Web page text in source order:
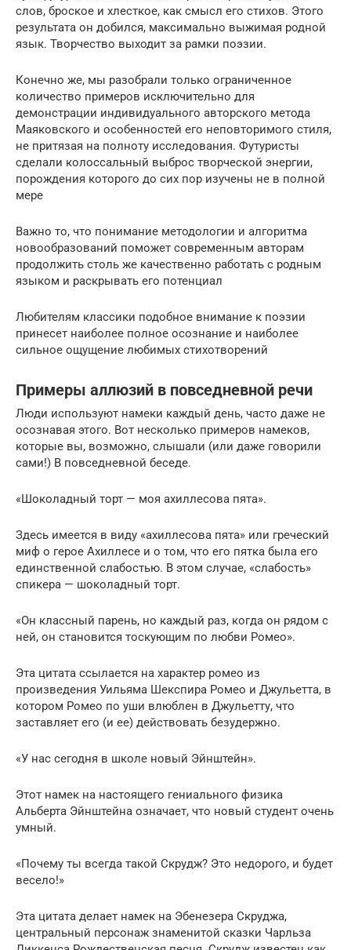
слов, броское и хлесткое, как смысл его стихов. Этого
результата он добился, максимально выжимая родной
язык. Творчество выходит за рамки поэзии.
Конечно же, мы разобрали только ограниченное
количество примеров исключительно для
демонстрации индивидуального авторского метода
Маяковского и особенностей его неповторимого стиля,
не притязая на полноту исследования. Футуристы
сделали колоссальный выброс творческой энергии,
порождения которого до сих пор изучены не в полной
мере
Важно то, что понимание методологии и алгоритма
новообразований поможет современным авторам
продолжить столь же качественно работать с родным
языком и раскрывать его потенциал
Любителям классики подобное внимание к поэзии
принесет наиболее полное осознание и наиболее
сильное ощущение любимых стихотворений
Примеры аллюзий в повседневной речи
Люди используют намеки каждый день, часто даже не
осознавая этого. Вот несколько примеров намеков,
которые вы, возможно, слышали (или даже говорили
сами!) В повседневной беседе.
«Шоколадный торт — моя ахиллесова пята».
Здесь имеется в виду «ахиллесова пята» или греческий
миф о герое Ахиллесе и о том, что его пятка была его
единственной слабостью. В этом случае, «слабость»
спикера — шоколадный торт.
«Он классный парень, но каждый раз, когда он рядом с
ней, он становится тоскующим по любви Ромео».
Эта цитата ссылается на характер ромео из
произведения Уильяма Шекспира Ромео и Джульетта, в
котором Ромео по уши влюблен в Джульетту, что
заставляет его (и ее) действовать безудержно.
«У нас сегодня в школе новый Эйнштейн».
Этот намек на настоящего гениального физика
Альберта Эйнштейна означает, что новый студент очень
умный.
«Почему ты всегда такой Скрудж? Это недорого, и будет
весело!»
Эта цитата делает намек на Эбенезера Скруджа,
центральный персонаж знаменитой сказки Чарльза